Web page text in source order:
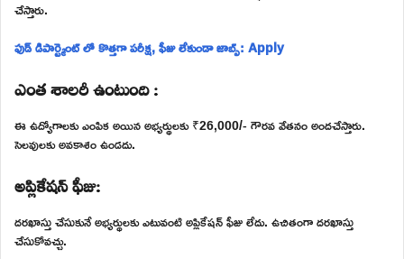
చేస్తారు.
ఫుడ్ డిపార్ట్మెంట్ లో కొత్తగా పరీక్ష, ఫీజు లేకుండా జాబ్స్: Apply
ఎంత శాలరీ ఉంటుంది :
ఈ ఉద్యోగాలకు ఎంపిక అయిన అభ్యర్థులకు ₹26,000/- గౌరవ వేతనం అందచేస్తారు.
సెలవులకు అవకాశం ఉండదు.
అప్లికేషన్ ఫీజు:
దరఖాస్తు చేసుకునే అభ్యర్థులకు ఎటువంటి అప్లికేషన్ ఫీజు లేదు. ఉచితంగా దరఖాస్తు
చేసుకోవచ్చు.